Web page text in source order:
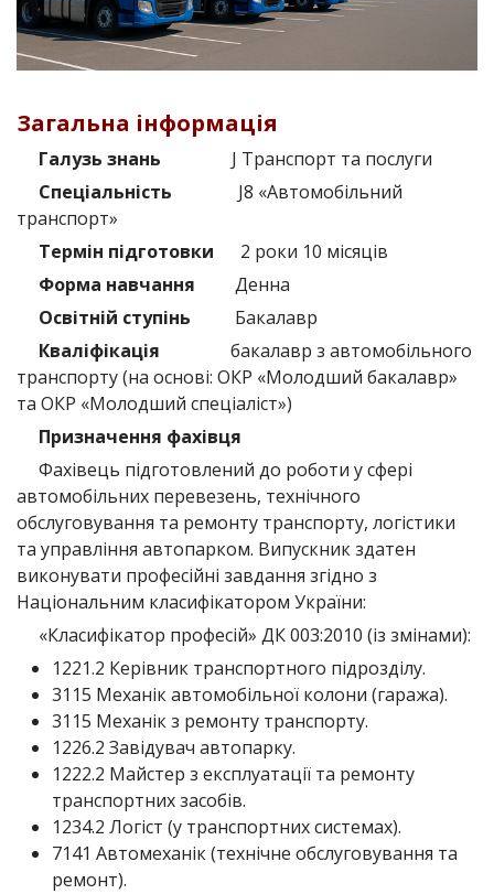
Загальна інформація
Галузь знань J Транспорт та послуги
Спеціальність
J8 «Автомобільний
транспорт»
Термін підготовки 2 роки 10 місяців
Форма навчання Денна
Освітній ступінь Бакалавр
Кваліфікація
бакалавр з автомобільного
транспорту (на основі: ОКР «Молодший бакалавр»
та ОКР «Молодший спеціаліст»)
Призначення фахівця
Фахівець підготовлений до роботи у сфері
автомобільних перевезень, технічного
обслуговування та ремонту транспорту, логістики
та управління автопарком. Випускник здатен
виконувати професійні завдання згідно з
Національним класифікатором України:
«Класифікатор професій» ДК 003:2010 (із змінами):
1221.2 Керівник транспортного підрозділу.
3115 Механік автомобільної колони (гаража).
3115 Механік з ремонту транспорту.
1226.2 Завідувач автопарку.
1222.2 Майстер з експлуатації та ремонту
транспортних засобів.
1234.2 Логіст (у транспортних системах).
7141 Автомеханік (технічне обслуговування та
ремонт).